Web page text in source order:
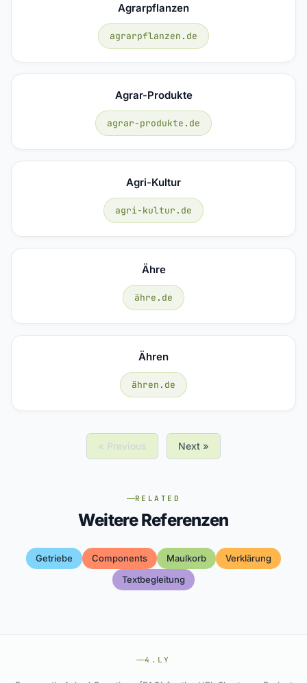
Agrarpflanzen
agrarpflanzen.de
Agrar-Produkte
agrar-produkte.de
Agri-Kultur
agri-kultur.de
Ähre
ähre.de
Ähren
ähren.de
« Previous Next »
RELATED
Weitere Referenzen
Getriebe Components Maulkorb
Verklärung
Textbegleitung
4.LY